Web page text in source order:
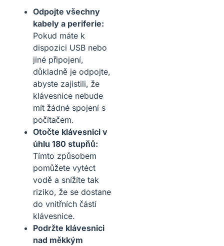
Odpojte všechny
kabely a periferie:
Pokud máte k
dispozici USB nebo
jiné připojení,
důkladně je odpojte,
abyste zajistili, že
klávesnice nebude
mít žádné spojení s
počítačem.
Otočte klávesnici v
úhlu 180 stupňů:
Tímto způsobem
pomůžete vytéct
vodě a snížíte tak
riziko, že se dostane
do vnitřních částí
klávesnice.
Podržte klávesnici
nad měkkým